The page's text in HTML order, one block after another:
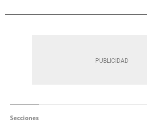
Secciones